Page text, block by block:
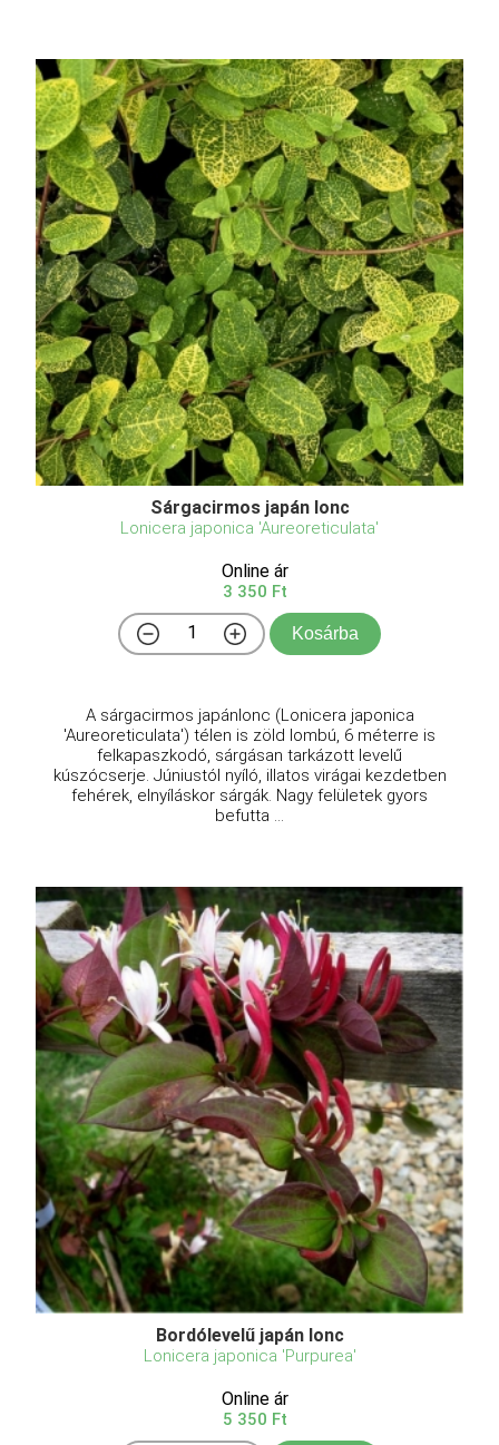
Sárgacirmos japán lonc
Lonicera japonica 'Aureoreticulata'
Online ár
3 350 Ft
Kosárba
A sárgacirmos japánlonc (Lonicera japonica
'Aureoreticulata') télen is zöld lombú, 6 méterre is
felkapaszkodó, sárgásan tarkázott levelű
kúszócserje. Júniustól nyíló, illatos virágai kezdetben
fehérek, elnyíláskor sárgák. Nagy felületek gyors
befutta ...
Bordólevelű japán lonc
Lonicera japonica 'Purpurea'
Online ár
5 350 Ft